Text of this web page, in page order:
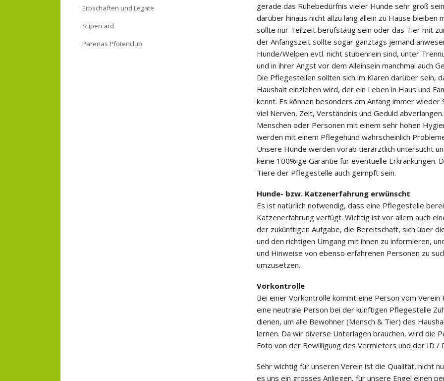
gerade das Ruhebedürfnis vieler Hunde sehr groß
darüber hinaus nicht allzu lang allein zu Hause bleiben
sollte nur Teilzeit berufstätig sein oder das Tier mit
der Anfangszeit sollte sogar ganztags jemand
Hunde/Welpen evtl. nicht stubenrein sind, unter
und in ihrer Angst vor dem Alleinsein manchmal auch
Die Pflegestellen sollten sich im Klaren darüber sein,
Haushalt einziehen wird, der ein Leben in Haus und
kennt. Es können besonders am Anfang immer
viel Nerven, Zeit, Verständnis und Geduld
Menschen oder Personen mit einem sehr hohen
werden mit einem Pflegehund wahrscheinlich
Unsere Hunde werden vorab tierärztlich untersucht
keine 100%ige Garantie für eventuelle Erkrankungen.
Tiere der Pflegestelle auch geimpft sein.
Hunde- bzw. Katzenerfahrung erwünscht
Es ist natürlich notwendig, dass eine Pflegestelle
Katzenerfahrung verfügt. Wichtig ist vor allem auch
der zukünftigen Aufgabe, die Bereitschaft, sich über
und den richtigen Umgang mit ihnen zu informieren,
und Hinweise von ebenso erfahrenen Personen zu
umzusetzen.
Vorkontrolle
Bei einer Vorkontrolle kommt eine Person vom
eine neutrale Person bei der künftigen Pflegestelle
dienen, um alle Bewohner (Mensch & Tier) des
lernen. Da wir diverse Unterlagen brauchen, wird die
Foto von der Bewilligung des Vermieters und der ID /
Sehr wichtig für unseren Verein ist die Qualität, nicht
es uns ein grosses Anliegen, für unsere Engel einen
Erbschaften und Legate
Supercard
Parenas Pfotenclub